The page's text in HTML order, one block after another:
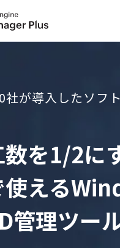
社が導入したソフ
を1/2に
使える
管理ツー